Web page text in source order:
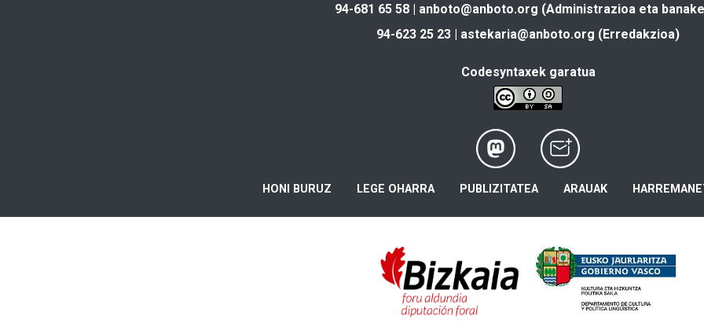
94-681 65 58 | anboto@anboto.org (Administrazioa eta
94-623 25 23 | astekaria@anboto.org (Erredakzioa)
Codesyntaxek garatua
HONI BURUZ LEGE OHARRA PUBLIZITATEA ARAUAK